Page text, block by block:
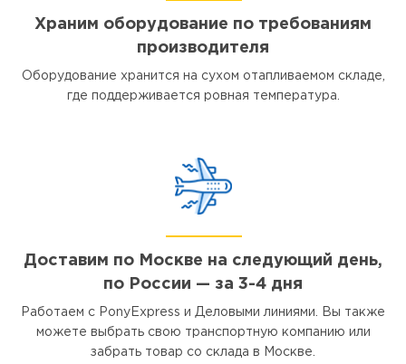
Храним оборудование по требованиям
производителя
Оборудование хранится на сухом отапливаемом складе,
где поддерживается ровная температура.
Доставим по Москве на следующий день,
по России — за 3-4 дня
Работаем с PonyExpress и Деловыми линиями. Вы также
можете выбрать свою транспортную компанию или
забрать товар со склада в Москве.